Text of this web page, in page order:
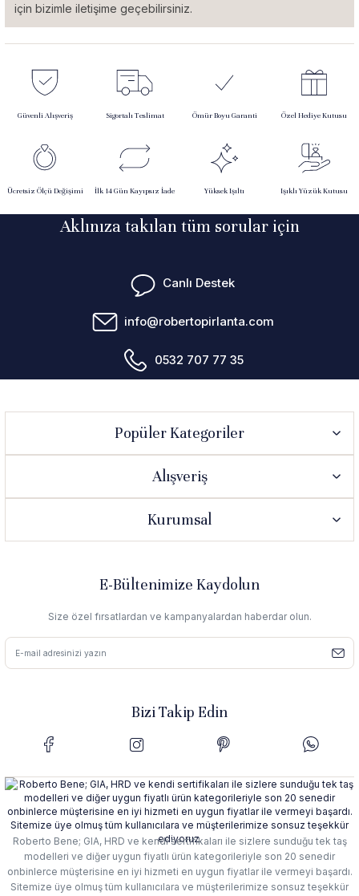
için bizimle iletişime geçebilirsiniz.
Güvenli Alışveriş Sigortalı Teslimat Ömür Boyu Garanti Özel Hediye Kutusu
Ücretsiz Ölçü Değişimi İlk 14 Gün Kayıpsız İade Yüksek Işıltı Işıklı Yüzük Kutusu
Aklınıza takılan tüm sorular için
Canlı Destek
info@robertopirlanta.com
0532 707 77 35
Popüler Kategoriler
Alışveriş
Kurumsal
E-Bültenimize Kaydolun
Size özel fırsatlardan ve kampanyalardan haberdar olun.
Bizi Takip Edin
Roberto Bene; GIA, HRD ve kendi sertifikaları ile sizlere sunduğu tek taş
modelleri ve diğer uygun fiyatlı ürün kategorileriyle son 20 senedir
onbinlerce müşterisine en iyi hizmeti en uygun fiyatlar ile vermeyi başardı.
Sitemize üye olmuş tüm kullanıcılara ve müşterilerimize sonsuz teşekkür